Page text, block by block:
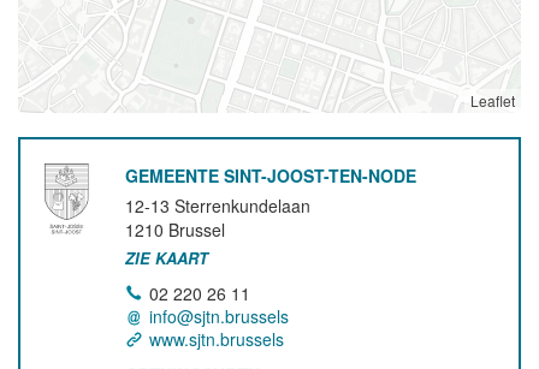
Leaflet
GEMEENTE SINT-JOOST-TEN-NODE
12-13 Sterrenkundelaan
1210 Brussel
ZIE KAART
02 220 26 11
info@sjtn.brussels
www.sjtn.brussels